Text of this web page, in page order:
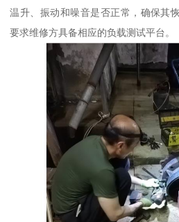
温升、振动和噪音是否正常，确保其
要求维修方具备相应的负载测试平台。